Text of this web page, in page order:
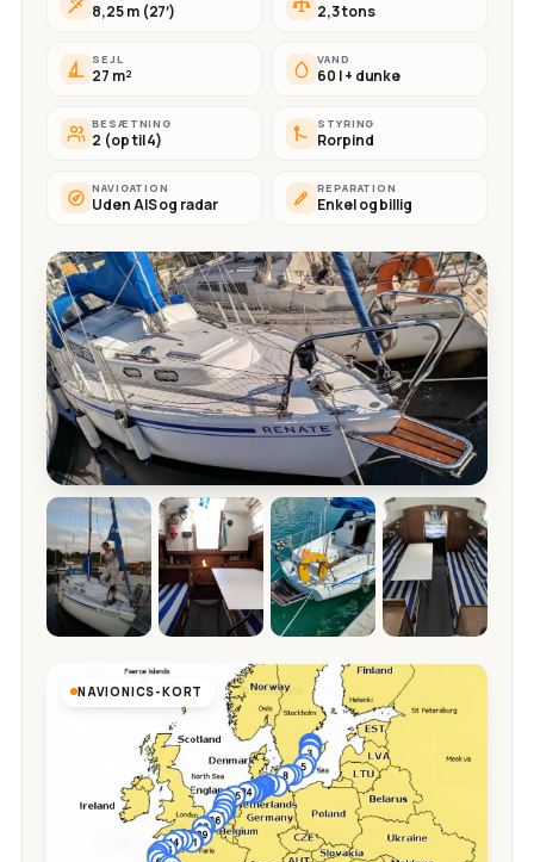
8,25 m (27′) 2,3 tons
SEJL
27 m²
VAND
60 l + dunke
BESÆTNING
2 (op til 4)
STYRING
Rorpind
NAVIGATION
Uden AIS og radar
REPARATION
Enkel og billig
NAVIONICS-KORT